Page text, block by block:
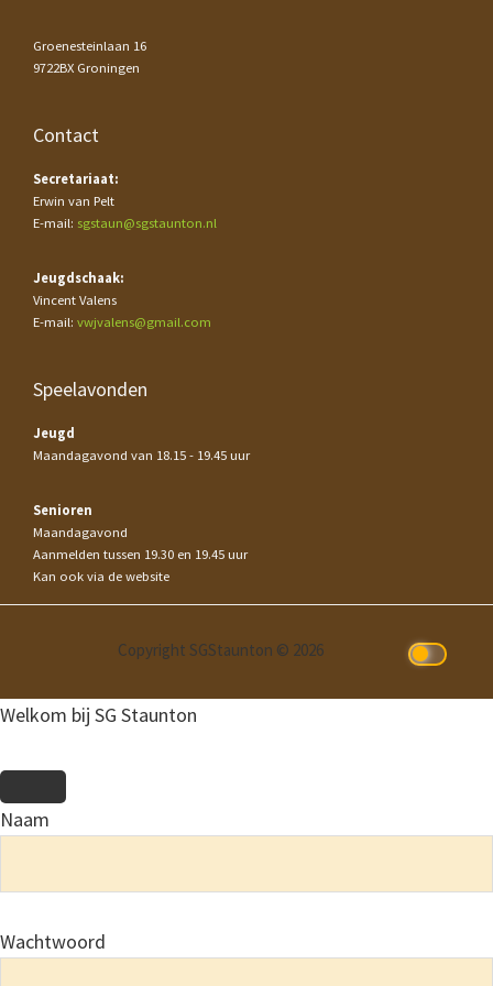
Groenesteinlaan 16
9722BX Groningen
Contact
Secretariaat:
Erwin van Pelt
E-mail: sgstaun@sgstaunton.nl
Jeugdschaak:
Vincent Valens
E-mail: vwjvalens@gmail.com
Speelavonden
Jeugd
Maandagavond van 18.15 - 19.45 uur
Senioren
Maandagavond
Aanmelden tussen 19.30 en 19.45 uur
Kan ook via de website
Copyright SGStaunton © 2026
Welkom bij SG Staunton
Naam
Wachtwoord